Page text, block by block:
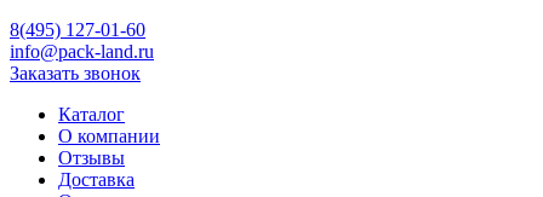
8(495) 127-01-60
info@pack-land.ru
Заказать звонок
Каталог
О компании
Отзывы
Доставка